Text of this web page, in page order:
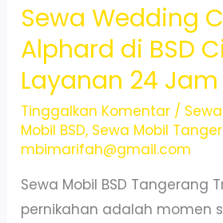
Sewa Wedding
Alphard di BSD
Layanan 24 Jam
Tinggalkan Komentar /
Mobil BSD, Sewa Mobil
mbimarifah@gmail.com
Sewa Mobil BSD Tangerang
pernikahan adalah momen